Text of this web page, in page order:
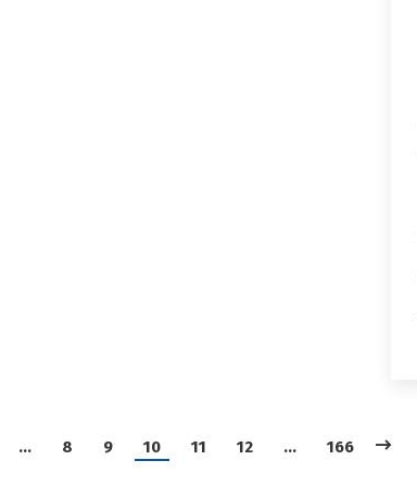
… 8 9 10 11 12 … 166